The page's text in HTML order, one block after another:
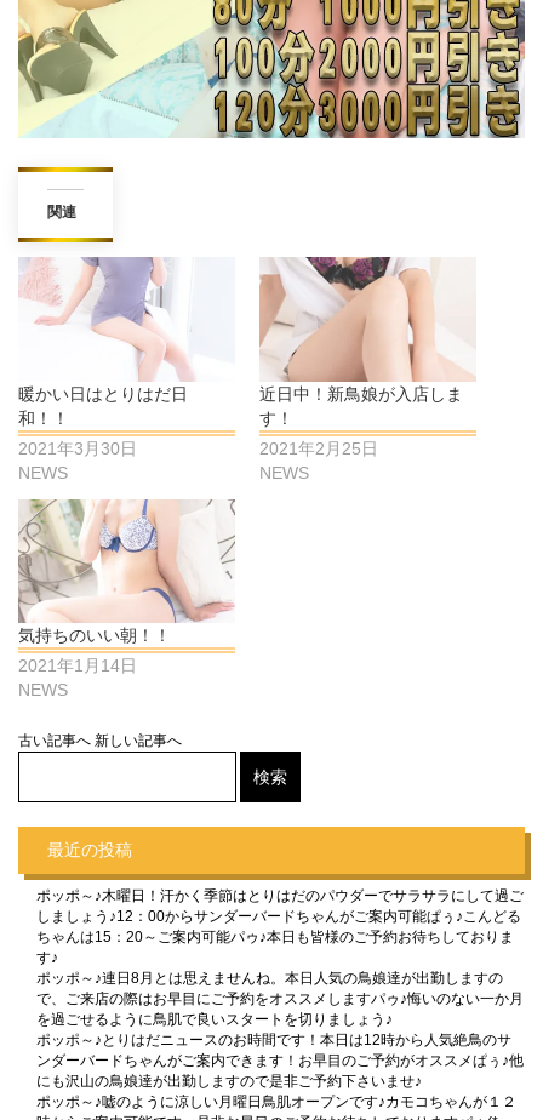
関連
暖かい日はとりはだ日
和！！
2021年3月30日
NEWS
近日中！新鳥娘が入店しま
す！
2021年2月25日
NEWS
気持ちのいい朝！！
2021年1月14日
NEWS
古い記事へ 新しい記事へ
最近の投稿
ポッポ～♪木曜日！汗かく季節はとりはだのパウダーでサラサラにして過ご
しましょう♪12：00からサンダーバードちゃんがご案内可能ぱぅ♪こんどる
ちゃんは15：20～ご案内可能パゥ♪本日も皆様のご予約お待ちしておりま
す♪
ポッポ～♪連日8月とは思えませんね。本日人気の鳥娘達が出勤しますの
で、ご来店の際はお早目にご予約をオススメしますパゥ♪悔いのない一か月
を過ごせるように鳥肌で良いスタートを切りましょう♪
ポッポ～♪とりはだニュースのお時間です！本日は12時から人気絶鳥のサ
ンダーバードちゃんがご案内できます！お早目のご予約がオススメぱぅ♪他
にも沢山の鳥娘達が出勤しますので是非ご予約下さいませ♪
ポッポ～♪嘘のように涼しい月曜日鳥肌オープンです♪カモコちゃんが１２